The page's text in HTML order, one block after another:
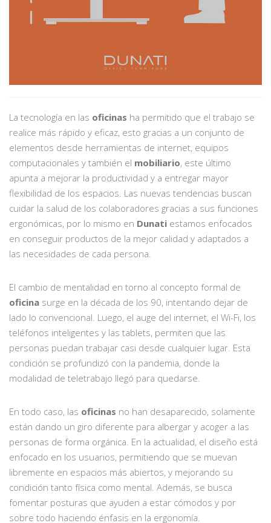
La tecnología en las oficinas ha permitido que el trabajo se
realice más rápido y eficaz, esto gracias a un conjunto de
elementos desde herramientas de internet, equipos
computacionales y también el mobiliario, este último
apunta a mejorar la productividad y a entregar mayor
flexibilidad de los espacios. Las nuevas tendencias buscan
cuidar la salud de los colaboradores gracias a sus funciones
ergonómicas, por lo mismo en Dunati estamos enfocados
en conseguir productos de la mejor calidad y adaptados a
las necesidades de cada persona.
El cambio de mentalidad en torno al concepto formal de
oficina surge en la década de los 90, intentando dejar de
lado lo convencional. Luego, el auge del internet, el Wi-Fi, los
teléfonos inteligentes y las tablets, permiten que las
personas puedan trabajar casi desde cualquier lugar. Esta
condición se profundizó con la pandemia, donde la
modalidad de teletrabajo llegó para quedarse.
En todo caso, las oficinas no han desaparecido, solamente
están dando un giro diferente para albergar y acoger a las
personas de forma orgánica. En la actualidad, el diseño está
enfocado en los usuarios, permitiendo que se muevan
libremente en espacios más abiertos, y mejorando su
condición tanto física como mental. Además, se busca
fomentar posturas que ayuden a estar cómodos y por
sobre todo haciendo énfasis en la ergonomía.